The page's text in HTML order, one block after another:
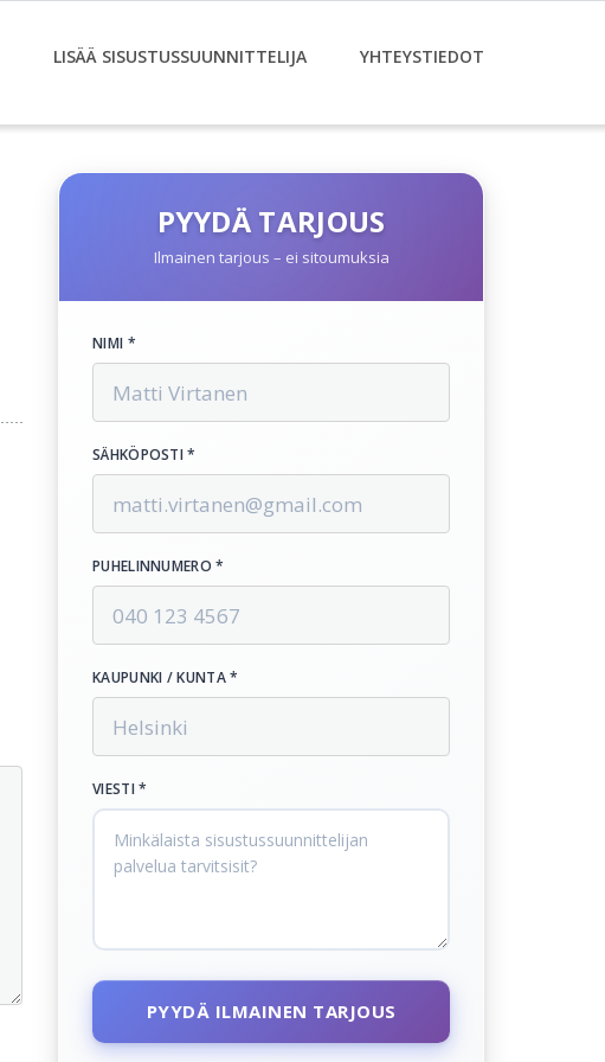
LISÄÄ SISUSTUSSUUNNITTELIJA YHTEYSTIEDOT
PYYDÄ TARJOUS
Ilmainen tarjous – ei sitoumuksia
NIMI *
SÄHKÖPOSTI *
PUHELINNUMERO *
KAUPUNKI / KUNTA *
VIESTI *
PYYDÄ ILMAINEN TARJOUS